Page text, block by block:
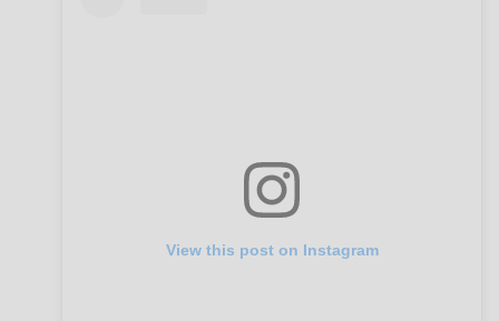
View this post on Instagram